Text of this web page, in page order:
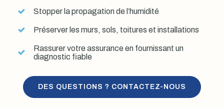
Stopper la propagation de l’humidité
Préserver les murs, sols, toitures et installations
Rassurer votre assurance en fournissant un
diagnostic fiable
DES QUESTIONS ? CONTACTEZ-NOUS